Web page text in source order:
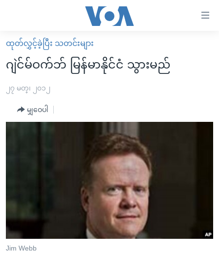
လွယ်ကူ
စေ
Link
များ
ညွန်း
စာမျက်နှာ
မူလစာမျက်နှာ
မြန်မာ
ကမ္ဘာ့သတင်းများ
နိုင်ငံတကာ
အမေရိကန်
သတင်းလွတ်လပ်ခွင့်
သုတပဒေသာ အင်္ဂလိပ်စာ
ရေဒီယိုနှင့်ရုပ်သံ အချက်အလက်များ
ထုတ်လွှင့်ခဲ့ပြီး သတင်းများ
ဂျဲင်မ်ဝက်ဘ် မြန်မာနိုင်ငံ သွားမည်
၂၇ မတ္၊ ၂၀၁၂
မျှဝေပါ
Jim Webb